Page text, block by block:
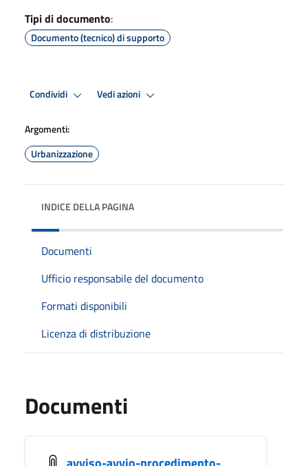
Tipi di documento:
Documento (tecnico) di supporto
Condividi Vedi azioni
Argomenti:
Urbanizzazione
INDICE DELLA PAGINA
Documenti
Ufficio responsabile del documento
Formati disponibili
Licenza di distribuzione
Documenti